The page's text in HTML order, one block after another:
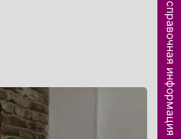
справочная информация